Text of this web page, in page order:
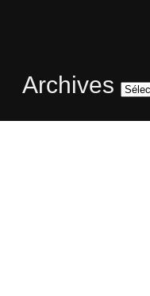
Archives